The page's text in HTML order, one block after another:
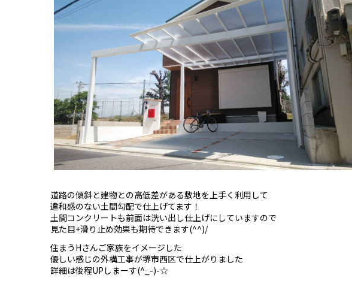
道路の傾斜と建物との高低差がある敷地を上手く利用して
違和感のない土間勾配で仕上げてます！
土間コンクリートも前面は洗い出し仕上げにしていますので
見た目+滑り止め効果も期待できます(^^)/
住まうHさんご家族をイメージした
優しい感じの外構工事が堺市西区で仕上がりました
詳細は後程UPしまーす(^_-)-☆